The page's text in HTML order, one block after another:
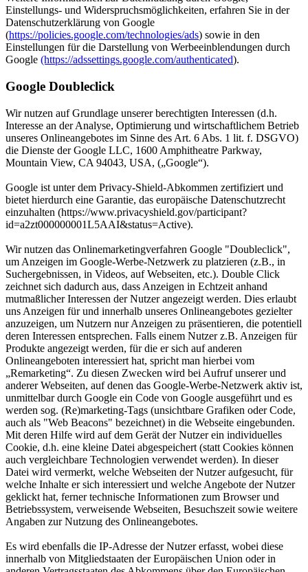
Einstellungs- und Widerspruchsmöglichkeiten, erfahren Sie in der
Datenschutzerklärung von Google
(https://policies.google.com/technologies/ads) sowie in den
Einstellungen für die Darstellung von Werbeeinblendungen durch
Google (https://adssettings.google.com/authenticated).
Google Doubleclick
Wir nutzen auf Grundlage unserer berechtigten Interessen (d.h.
Interesse an der Analyse, Optimierung und wirtschaftlichem Betrieb
unseres Onlineangebotes im Sinne des Art. 6 Abs. 1 lit. f. DSGVO)
die Dienste der Google LLC, 1600 Amphitheatre Parkway,
Mountain View, CA 94043, USA, („Google“).
Google ist unter dem Privacy-Shield-Abkommen zertifiziert und
bietet hierdurch eine Garantie, das europäische Datenschutzrecht
einzuhalten (https://www.privacyshield.gov/participant?
id=a2zt000000001L5AAI&status=Active).
Wir nutzen das Onlinemarketingverfahren Google "Doubleclick",
um Anzeigen im Google-Werbe-Netzwerk zu platzieren (z.B., in
Suchergebnissen, in Videos, auf Webseiten, etc.). Double Click
zeichnet sich dadurch aus, dass Anzeigen in Echtzeit anhand
mutmaßlicher Interessen der Nutzer angezeigt werden. Dies erlaubt
uns Anzeigen für und innerhalb unseres Onlineangebotes gezielter
anzuzeigen, um Nutzern nur Anzeigen zu präsentieren, die potentiell
deren Interessen entsprechen. Falls einem Nutzer z.B. Anzeigen für
Produkte angezeigt werden, für die er sich auf anderen
Onlineangeboten interessiert hat, spricht man hierbei vom
„Remarketing“. Zu diesen Zwecken wird bei Aufruf unserer und
anderer Webseiten, auf denen das Google-Werbe-Netzwerk aktiv ist,
unmittelbar durch Google ein Code von Google ausgeführt und es
werden sog. (Re)marketing-Tags (unsichtbare Grafiken oder Code,
auch als "Web Beacons" bezeichnet) in die Webseite eingebunden.
Mit deren Hilfe wird auf dem Gerät der Nutzer ein individuelles
Cookie, d.h. eine kleine Datei abgespeichert (statt Cookies können
auch vergleichbare Technologien verwendet werden). In dieser
Datei wird vermerkt, welche Webseiten der Nutzer aufgesucht, für
welche Inhalte er sich interessiert und welche Angebote der Nutzer
geklickt hat, ferner technische Informationen zum Browser und
Betriebssystem, verweisende Webseiten, Besuchszeit sowie weitere
Angaben zur Nutzung des Onlineangebotes.
Es wird ebenfalls die IP-Adresse der Nutzer erfasst, wobei diese
innerhalb von Mitgliedstaaten der Europäischen Union oder in